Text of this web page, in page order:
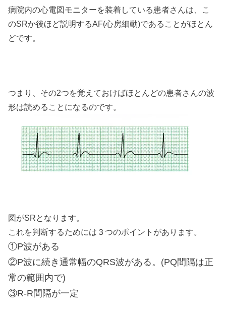
病院内の心電図モニターを装着している患者さんは、こ
のSRか後ほど説明するAF(心房細動)であることがほとん
どです。
つまり、その2つを覚えておけばほとんどの患者さんの波
形は読めることになるのです。
図がSRとなります。
これを判断するためには３つのポイントがあります。
①P波がある
②P波に続き通常幅のQRS波がある。(PQ間隔は正
常の範囲内で)
③R-R間隔が一定